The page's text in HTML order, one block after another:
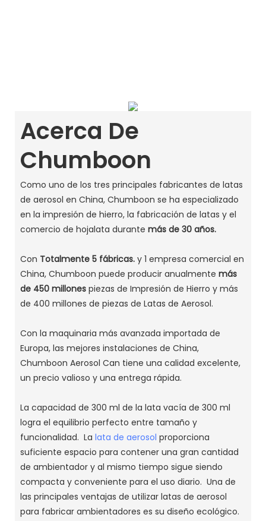
Acerca De
Chumboon
Como uno de los tres principales fabricantes de latas
de aerosol en China, Chumboon se ha especializado
en la impresión de hierro, la fabricación de latas y el
comercio de hojalata durante más de 30 años.
Con Totalmente 5 fábricas. y 1 empresa comercial en
China, Chumboon puede producir anualmente más
de 450 millones piezas de Impresión de Hierro y más
de 400 millones de piezas de Latas de Aerosol.
Con la maquinaria más avanzada importada de
Europa, las mejores instalaciones de China,
Chumboon Aerosol Can tiene una calidad excelente,
un precio valioso y una entrega rápida.
La capacidad de 300 ml de la lata vacía de 300 ml
logra el equilibrio perfecto entre tamaño y
funcionalidad. La lata de aerosol proporciona
suficiente espacio para contener una gran cantidad
de ambientador y al mismo tiempo sigue siendo
compacta y conveniente para el uso diario. Una de
las principales ventajas de utilizar latas de aerosol
para fabricar ambientadores es su diseño ecológico.